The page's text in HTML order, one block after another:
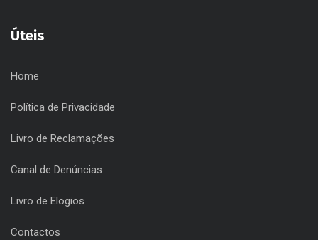
Equipamentos, mais e melhor em Santa Maria da Feira e por
Home
Política de Privacidade